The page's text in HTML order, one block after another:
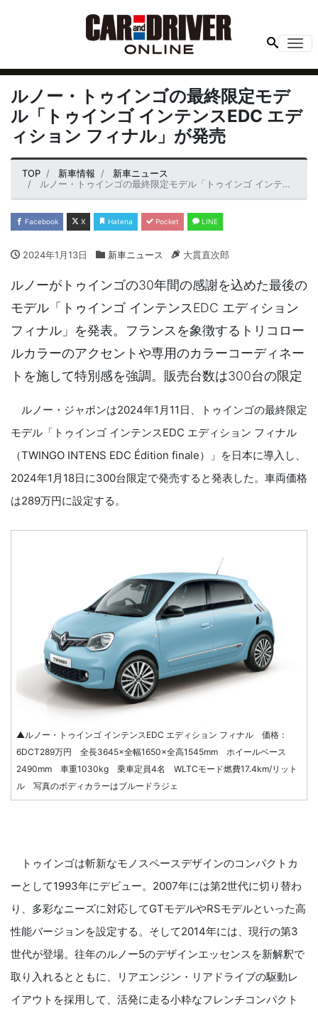
ルノー・トゥインゴの最終限定モデ
ル「トゥインゴ インテンスEDC エデ
ィション フィナル」が発売
TOP 新車情報
新車ニュース
ルノー・トゥインゴの最終限定モデル「トゥインゴ インテンスEDC エディション フィナル」が発売
Facebook X Hatena Pocket LINE
2024年1月13日 新車ニュース 大貫直次郎
ルノーがトゥインゴの30年間の感謝を込めた最後の
モデル「トゥインゴ インテンスEDC エディション
フィナル」を発表。フランスを象徴するトリコロー
ルカラーのアクセントや専用のカラーコーディネー
トを施して特別感を強調。販売台数は300台の限定
ルノー・ジャポンは2024年1月11日、トゥインゴの最終限定
モデル「トゥインゴ インテンスEDC エディション フィナル
（TWINGO INTENS EDC Édition finale）」を日本に導入し、
2024年1月18日に300台限定で発売すると発表した。車両価格
は289万円に設定する。
▲ルノー・トゥインゴ インテンスEDC エディション フィナル 価格：
6DCT289万円 全長3645×全幅1650×全高1545mm ホイールベース
2490mm 車重1030kg 乗車定員4名 WLTCモード燃費17.4km/リット
ル 写真のボディカラーはブルードラジェ
トゥインゴは斬新なモノスペースデザインのコンパクトカ
ーとして1993年にデビュー。2007年には第2世代に切り替わ
り、多彩なニーズに対応してGTモデルやRSモデルといった高
性能バージョンを設定する。そして2014年には、現行の第3
世代が登場。往年のルノー5のデザインエッセンスを新解釈で
取り入れるとともに、リアエンジン・リアドライブの駆動レ
イアウトを採用して、活発に走る小粋なフレンチコンパクト